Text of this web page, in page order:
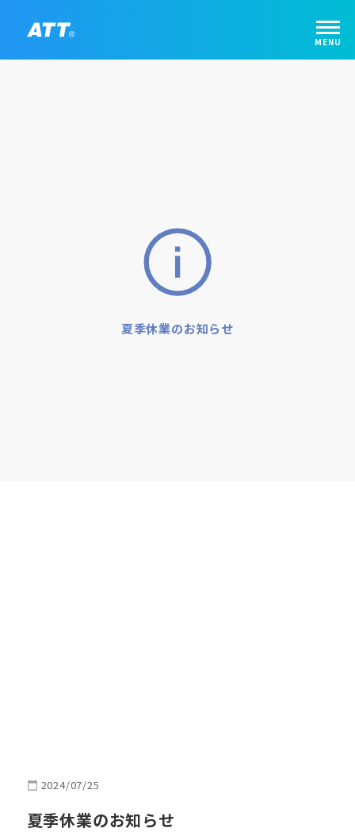
夏季休業のお知らせ
2024/07/25
夏季休業のお知らせ